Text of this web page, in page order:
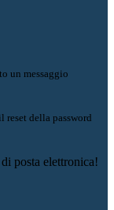
un messaggio
reset della password
posta elettronica!